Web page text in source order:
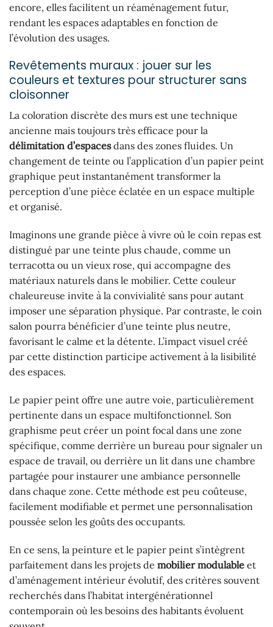
encore, elles facilitent un réaménagement futur,
rendant les espaces adaptables en fonction de
l’évolution des usages.
Revêtements muraux : jouer sur les
couleurs et textures pour structurer sans
cloisonner
La coloration discrète des murs est une technique
ancienne mais toujours très efficace pour la
délimitation d’espacesdans des zones fluides. Un
changement de teinte ou l’application d’un papier peint
graphique peut instantanément transformer la
perception d’une pièce éclatée en un espace multiple
et organisé.
Imaginons une grande pièce à vivre où le coin repas est
distingué par une teinte plus chaude, comme un
terracotta ou un vieux rose, qui accompagne des
matériaux naturels dans le mobilier. Cette couleur
chaleureuse invite à la convivialité sans pour autant
imposer une séparation physique. Par contraste, le coin
salon pourra bénéficier d’une teinte plus neutre,
favorisant le calme et la détente. L’impact visuel créé
par cette distinction participe activement à la lisibilité
des espaces.
Le papier peint offre une autre voie, particulièrement
pertinente dans un espace multifonctionnel. Son
graphisme peut créer un point focal dans une zone
spécifique, comme derrière un bureau pour signaler un
espace de travail, ou derrière un lit dans une chambre
partagée pour instaurer une ambiance personnelle
dans chaque zone. Cette méthode est peu coûteuse,
facilement modifiable et permet une personnalisation
poussée selon les goûts des occupants.
En ce sens, la peinture et le papier peint s’intègrent
parfaitement dans les projets de mobilier modulable et
d’aménagement intérieur évolutif, des critères souvent
recherchés dans l’habitat intergénérationnel
contemporain où les besoins des habitants évoluent